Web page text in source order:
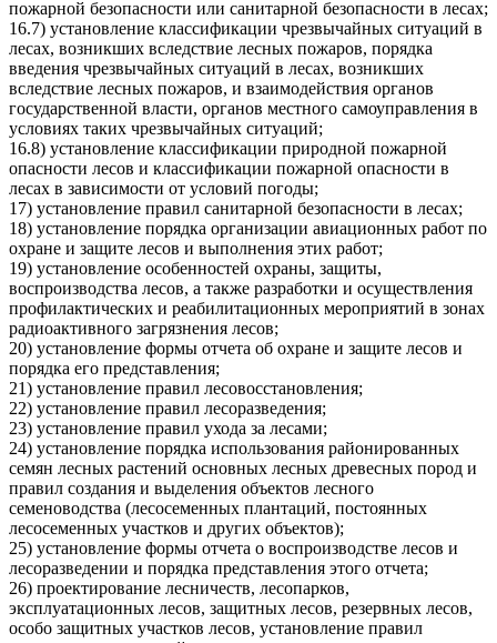
пожарной безопасности или санитарной безопасности в лесах;
16.7) установление классификации чрезвычайных ситуаций в
лесах, возникших вследствие лесных пожаров, порядка
введения чрезвычайных ситуаций в лесах, возникших
вследствие лесных пожаров, и взаимодействия органов
государственной власти, органов местного самоуправления в
условиях таких чрезвычайных ситуаций;
16.8) установление классификации природной пожарной
опасности лесов и классификации пожарной опасности в
лесах в зависимости от условий погоды;
17) установление правил санитарной безопасности в лесах;
18) установление порядка организации авиационных работ по
охране и защите лесов и выполнения этих работ;
19) установление особенностей охраны, защиты,
воспроизводства лесов, а также разработки и осуществления
профилактических и реабилитационных мероприятий в зонах
радиоактивного загрязнения лесов;
20) установление формы отчета об охране и защите лесов и
порядка его представления;
21) установление правил лесовосстановления;
22) установление правил лесоразведения;
23) установление правил ухода за лесами;
24) установление порядка использования районированных
семян лесных растений основных лесных древесных пород и
правил создания и выделения объектов лесного
семеноводства (лесосеменных плантаций, постоянных
лесосеменных участков и других объектов);
25) установление формы отчета о воспроизводстве лесов и
лесоразведении и порядка представления этого отчета;
26) проектирование лесничеств, лесопарков,
эксплуатационных лесов, защитных лесов, резервных лесов,
особо защитных участков лесов, установление правил